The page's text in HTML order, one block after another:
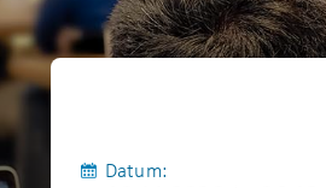
Datum: